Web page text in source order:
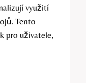
využití
Tento
pro uživatele,